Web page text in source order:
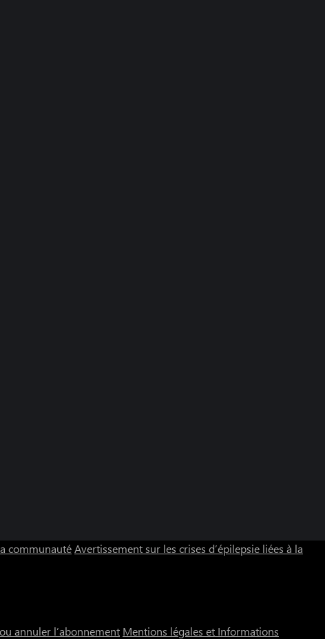
communautéAvertissement sur les crises d’épilepsie liées à la
annuler l’abonnement Mentions légales et Informations